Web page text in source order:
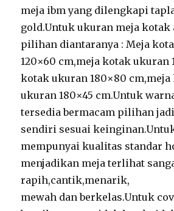
meja ibm yang dilengkapi
gold.Untuk ukuran meja kotak
pilihan diantaranya : Meja
120×60 cm,meja kotak ukuran
kotak ukuran 180×80
ukuran 180×45 cm.Untuk
tersedia bermacam pilihan
sendiri sesuai
mempunyai kualitas standar
menjadikan meja terlihat
rapih,cantik,menarik,
mewah dan berkelas.Untuk